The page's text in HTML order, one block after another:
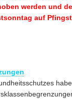
werden und
auf